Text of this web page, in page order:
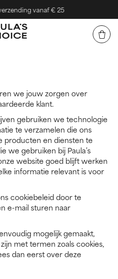
vanaf € 25
we jouw zorgen over
klant.
gebruiken we technologie
te verzamelen die ons
producten en diensten te
we gebruiken bij Paula’s
website goed blijft werken
informatie relevant is voor
cookiebeleid door te
e-mail sturen naar
mogelijk gemaakt,
met termen zoals cookies,
dan eerst over deze